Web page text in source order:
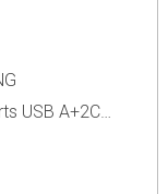
USB A+2C…